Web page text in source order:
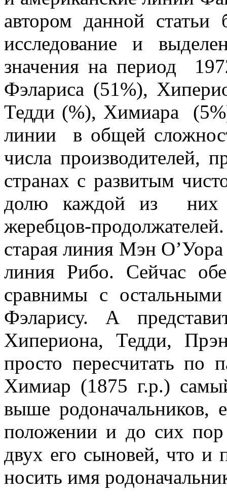
автором данной
исследование и
значения на период
Фэлариса (51%),
Тедди (%), Химиара
линии в общей
числа производителей,
странах с развитым
долю каждой из них
жеребцов-
старая линия Мэн
линия Рибо. Сейчас
сравнимы с
Фэларису. А
Хипериона, Тедди,
просто пересчитать
Химиар (1875 г.р.)
выше родоначальников,
положении и до сих пор
двух его сыновей, что и
носить имя